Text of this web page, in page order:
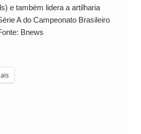
e também lidera a artilharia
A do Campeonato Brasileiro
Bnews